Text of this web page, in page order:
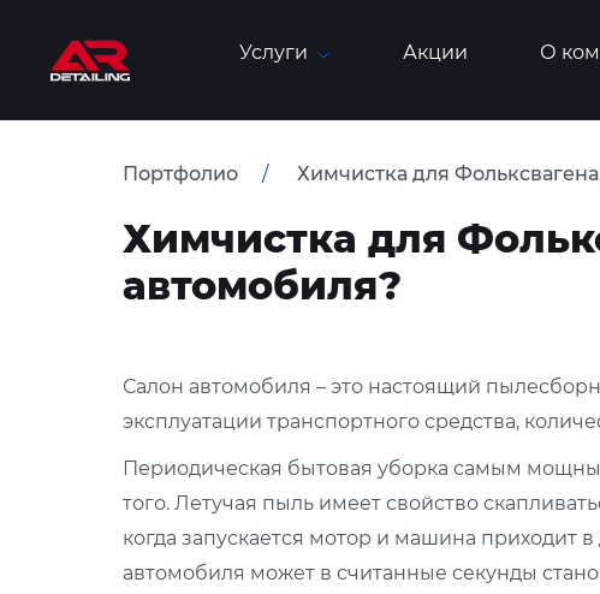
Услуги Акции О
Портфолио Химчистка для
Химчистка для
автомобиля?
Салон автомобиля – это настоящий
эксплуатации транспортного средства,
Периодическая бытовая уборка самым
того. Летучая пыль имеет свойство
когда запускается мотор и машина приходит
автомобиля может в считанные секунды